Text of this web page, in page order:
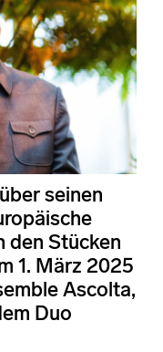
seinen
den Stücken
1. März 2025
Ascolta,
Duo